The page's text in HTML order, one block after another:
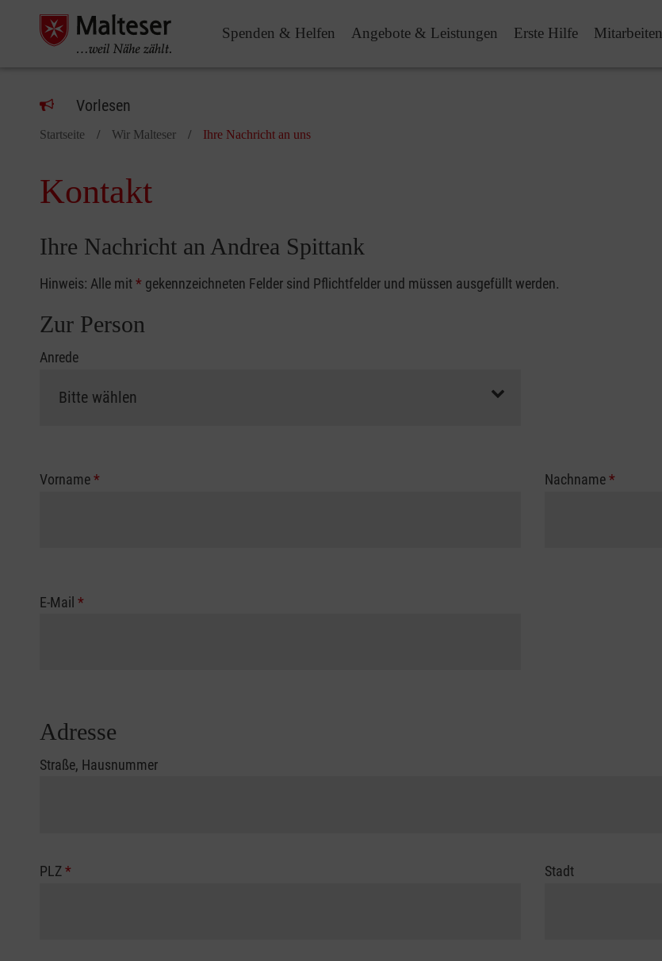
Spenden & Helfen Angebote & Leistungen Erste Hilfe Mitarbeiten
Vorlesen
Startseite Wir Malteser Ihre Nachricht an uns
Kontakt
Ihre Nachricht an Andrea Spittank
Hinweis: Alle mit* gekennzeichneten Felder sind Pflichtfelder und müssen ausgefüllt werden.
Zur Person
Anrede
Vorname* Nachname*
E-Mail *
Adresse
Straße, Hausnummer
PLZ* Stadt